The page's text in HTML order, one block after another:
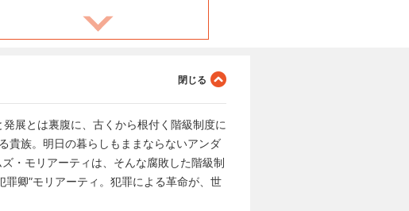
展とは裏腹に、古くから根付く階級制度に
貴族。明日の暮らしもままならないアンダ
・モリアーティは、そんな腐敗した階級制
卿”モリアーティ。犯罪による革命が、世